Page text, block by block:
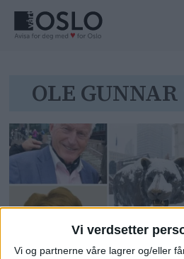
Vi verdsetter
Vi og partnerne våre lagrer og/eller
Tag:
ole
gunnar
selvaag
OLE